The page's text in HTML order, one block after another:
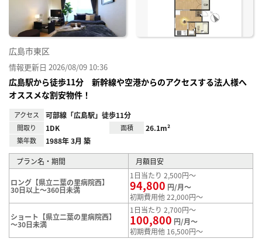
広島市東区
情報更新日 2026/08/09 10:36
広島駅から徒歩11分 新幹線や空港からのアクセスする法人様へ
オススメな割安物件！
アクセス 可部線「広島駅」徒歩11分
間取り 1DK 面積 26.1m²
築年数 1988年 3月 築
プラン名・期間 月額目安
ロング【県立二葉の里病院西】
30日以上～360日未満
1日当たり 2,500円～
94,800 円/月～
初期費用他 22,000円～
ショート【県立二葉の里病院西】
～30日未満
1日当たり 2,700円～
100,800 円/月～
初期費用他 16,500円～